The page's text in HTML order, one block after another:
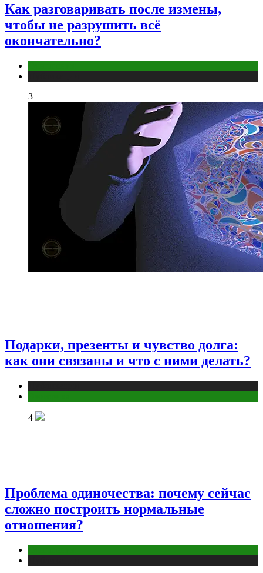
Как разговаривать после измены,
чтобы не разрушить всё
окончательно?
3
Подарки, презенты и чувство долга:
как они связаны и что с ними делать?
4
Проблема одиночества: почему сейчас
сложно построить нормальные
отношения?